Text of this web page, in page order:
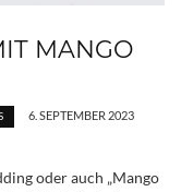
MANGO
6. SEPTEMBER 2023
oder auch „Mango